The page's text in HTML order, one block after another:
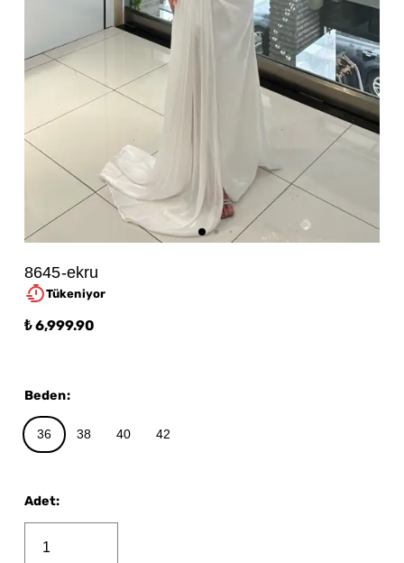
8645-ekru
Tükeniyor
₺ 6,999.90
Beden:
36 38 40 42
Adet: